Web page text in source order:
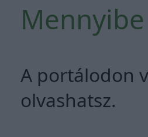
A portálodon
olvashatsz.